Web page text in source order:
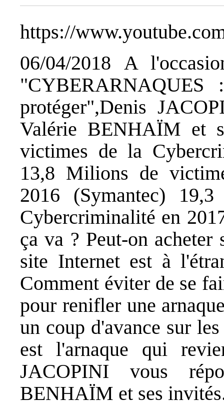
https://
06/04/2018 A
protéger",Denis
Valérie BENHAÏM et
victimes de la
13,8 Milions de
2016 (Symantec)
Cybercriminalité en
ça va ? Peut-on
site Internet est à
Comment éviter de se
pour renifler une
un coup d'avance sur
est l'arnaque qui
JACOPINI vous
BENHAÏM et ses